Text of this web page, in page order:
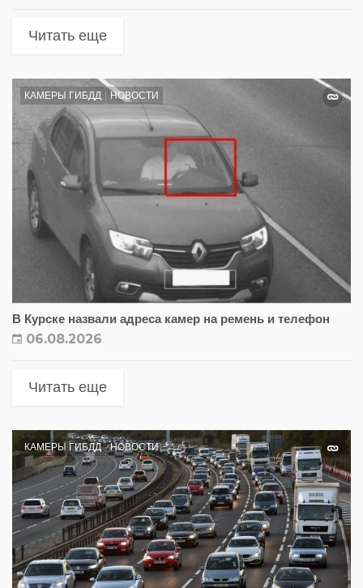
Читать еще
КАМЕРЫ ГИБДД НОВОСТИ
В Курске назвали адреса камер на ремень и телефон
06.08.2026
Читать еще
КАМЕРЫ ГИБДД НОВОСТИ